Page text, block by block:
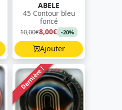
ABELE
45 Contour bleu
foncé
10,00€8,00€ -20%
Ajouter
Dernière !